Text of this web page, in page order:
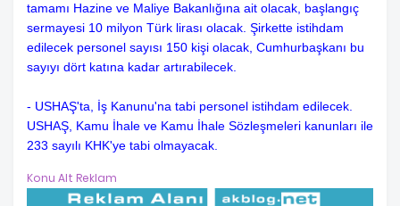
tamamı Hazine ve Maliye Bakanlığına ait olacak, başlangıç
sermayesi 10 milyon Türk lirası olacak. Şirkette istihdam
edilecek personel sayısı 150 kişi olacak, Cumhurbaşkanı bu
sayıyı dört katına kadar artırabilecek.
- USHAŞ'ta, İş Kanunu'na tabi personel istihdam edilecek.
USHAŞ, Kamu İhale ve Kamu İhale Sözleşmeleri kanunları ile
233 sayılı KHK'ye tabi olmayacak.
Konu Alt Reklam